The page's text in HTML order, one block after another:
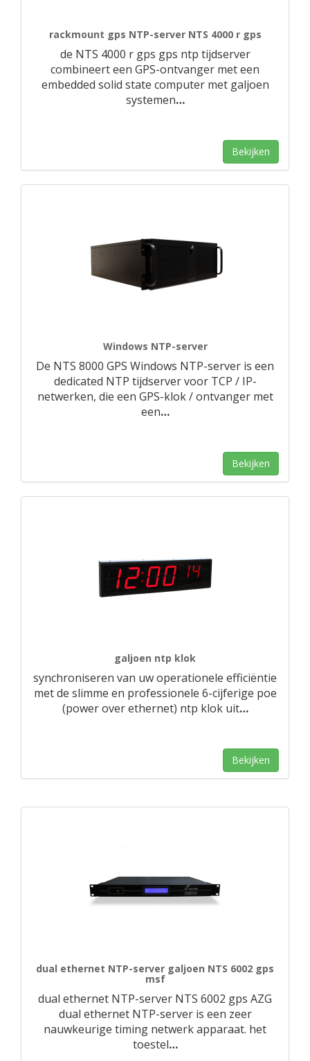
rackmount gps NTP-server NTS 4000 r gps
de NTS 4000 r gps gps ntp tijdserver
combineert een GPS-ontvanger met een
embedded solid state computer met galjoen
systemen…
Bekijken
Windows NTP-server
De NTS 8000 GPS Windows NTP-server is een
dedicated NTP tijdserver voor TCP / IP-
netwerken, die een GPS-klok / ontvanger met
een…
Bekijken
galjoen ntp klok
synchroniseren van uw operationele efficiëntie
met de slimme en professionele 6-cijferige poe
(power over ethernet) ntp klok uit…
Bekijken
dual ethernet NTP-server galjoen NTS 6002 gps
msf
dual ethernet NTP-server NTS 6002 gps AZG
dual ethernet NTP-server is een zeer
nauwkeurige timing netwerk apparaat. het
toestel…